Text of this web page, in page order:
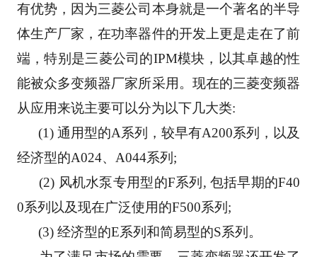
有优势，因为三菱公司本身就是一个著名的半导
体生产厂家，在功率器件的开发上更是走在了前
端，特别是三菱公司的IPM模块，以其卓越的性
能被众多变频器厂家所采用。现在的三菱变频器
从应用来说主要可以分为以下几大类:
经济型的A024、A044系列;
      (2) 风机水泵专用型的F系列, 包括早期的F40
0系列以及现在广泛使用的F500系列;
      (3) 经济型的E系列和简易型的S系列。